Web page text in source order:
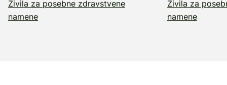
Živila za posebne zdravstvene
namene
Živila za
namene